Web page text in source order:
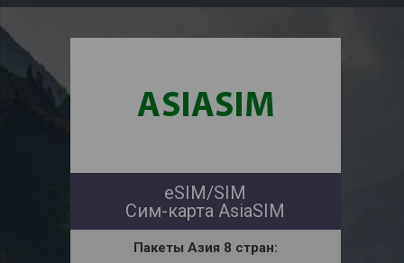
eSIM/SIM
Сим-карта AsiaSIM
Пакеты Азия 8 стран: